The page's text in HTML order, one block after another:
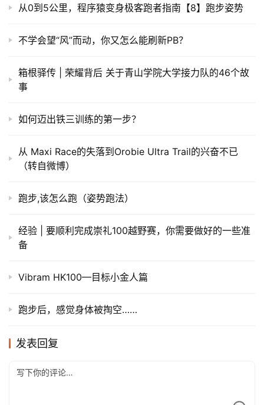
从0到5公里，程序猿变身极客跑者指南【8】跑步姿势
不学会望“风”而动，你又怎么能刷新PB？
箱根驿传 | 荣耀背后 关于青山学院大学接力队的46个故
事
如何迈出铁三训练的第一步？
从 Maxi Race的失落到Orobie Ultra Trail的兴奋不已
（转自微博）
跑步,该怎么跑（姿势跑法）
经验 | 要顺利完成崇礼100越野赛，你需要做好的一些准
备
Vibram HK100—目标小金人篇
跑步后，感觉身体被掏空……
发表回复